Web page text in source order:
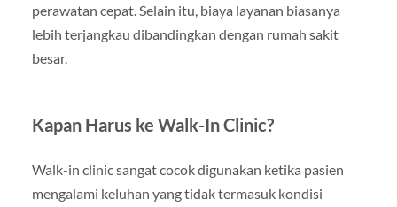
perawatan cepat. Selain itu, biaya layanan biasanya
lebih terjangkau dibandingkan dengan rumah sakit
besar.
Kapan Harus ke Walk-In Clinic?
Walk-in clinic sangat cocok digunakan ketika pasien
mengalami keluhan yang tidak termasuk kondisi